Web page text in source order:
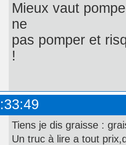
Mieux vaut
ne
pas pomper et
!
Tiens je dis graisse :
Un truc à lire a tout